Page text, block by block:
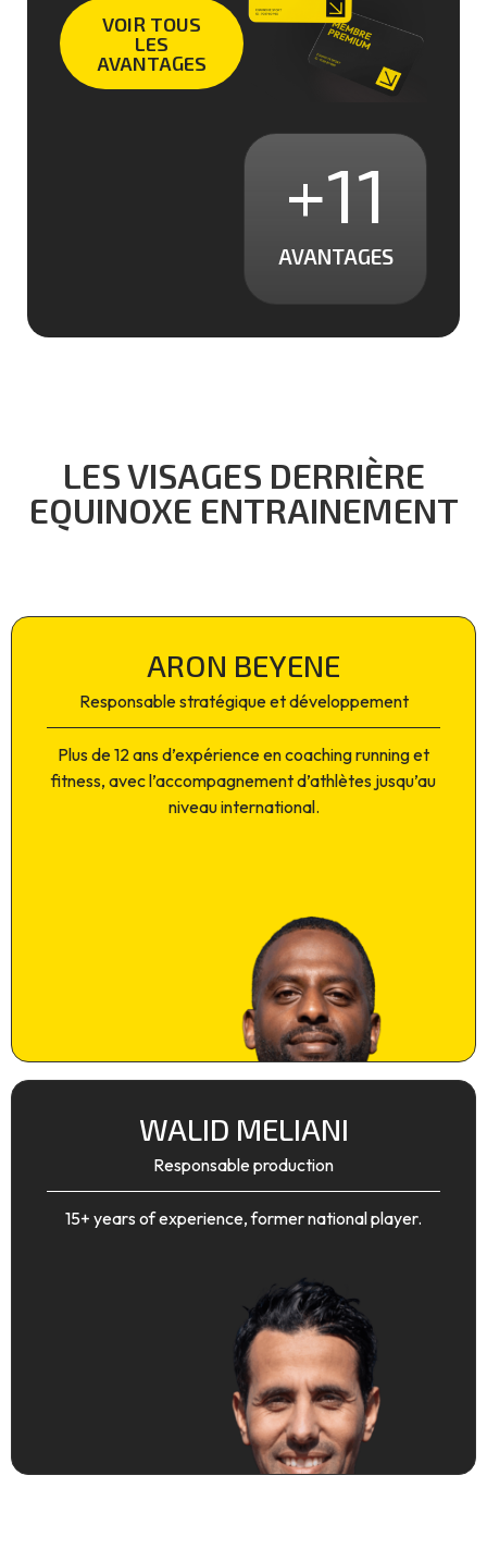
VOIR TOUS
LES
AVANTAGES
AVANTAGES
+11
LES VISAGES DERRIÈRE
EQUINOXE ENTRAINEMENT
ARON BEYENE
Responsable stratégique et développement
Plus de 12 ans d’expérience en coaching running et
fitness, avec l’accompagnement d’athlètes jusqu’au
niveau international.
WALID MELIANI
Responsable production
15+ years of experience, former national player.